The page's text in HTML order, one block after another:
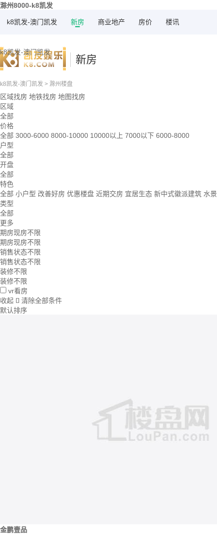
滁州8000-k8凯发
k8凯发-澳门凯发 新房 商业地产 房价 楼讯
k8凯发-澳门凯发
新房
k8凯发-澳门凯发 > 滁州楼盘
区域找房 地铁找房 地图找房
区域
全部
价格
全部 3000-6000 8000-10000 10000以上 7000以下 6000-8000
户型
全部
开盘
全部
特色
全部 小户型 改善好房 优惠楼盘 近期交房 宜居生态 新中式徽派建筑 水
类型
全部
更多
期房现房不限
期房现房不限
销售状态不限
销售状态不限
装修不限
装修不限
vr看房
收起  清除全部条件
默认排序
金鹏壹品